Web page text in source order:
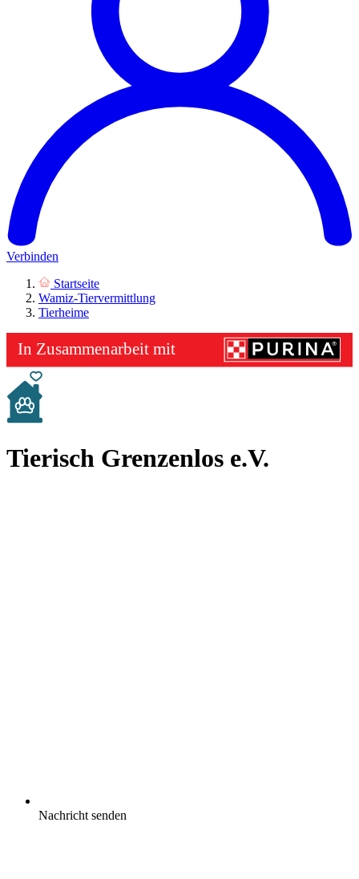
Verbinden
Startseite
Wamiz-Tiervermittlung
Tierheime
Tierisch Grenzenlos e.V.
Nachricht senden